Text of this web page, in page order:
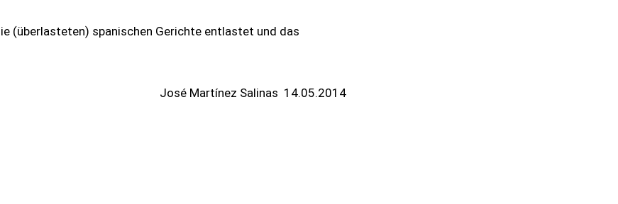
(überlasteten) spanischen Gerichte entlastet und das
José Martínez Salinas 14.05.2014